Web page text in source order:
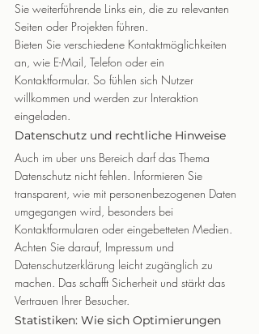
Sie weiterführende Links ein, die zu relevanten
Seiten oder Projekten führen.
Bieten Sie verschiedene Kontaktmöglichkeiten
an, wie E-Mail, Telefon oder ein
Kontaktformular. So fühlen sich Nutzer
willkommen und werden zur Interaktion
eingeladen.
Datenschutz und rechtliche Hinweise
Auch im uber uns Bereich darf das Thema
Datenschutz nicht fehlen. Informieren Sie
transparent, wie mit personenbezogenen Daten
umgegangen wird, besonders bei
Kontaktformularen oder eingebetteten Medien.
Achten Sie darauf, Impressum und
Datenschutzerklärung leicht zugänglich zu
machen. Das schafft Sicherheit und stärkt das
Vertrauen Ihrer Besucher.
Statistiken: Wie sich Optimierungen